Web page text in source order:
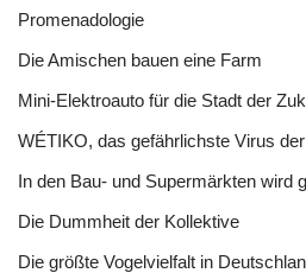
Promenadologie
Die Amischen bauen eine Farm
Mini-Elektroauto für die Stadt der
WÉTIKO, das gefährlichste Virus
In den Bau- und Supermärkten wird
Die Dummheit der Kollektive
Die größte Vogelvielfalt in